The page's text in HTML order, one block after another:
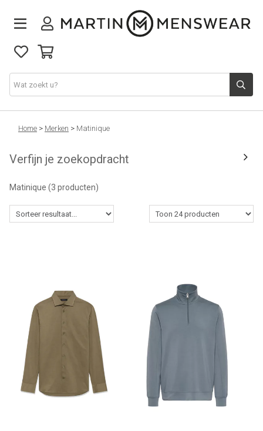
Nieuw binnen
Collectie
Jeans
Schoenen
Cadeaus
Cadeaubon
Contact
Home > Merken > Matinique
Verfijn je zoekopdracht
Matinique (3 producten)